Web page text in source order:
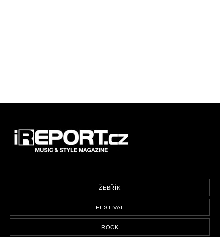
ŽEBŘÍK
FESTIVAL
ROCK